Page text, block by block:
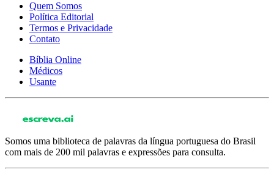
Quem Somos
Política Editorial
Termos e Privacidade
Contato
Bíblia Online
Médicos
Usante
Somos uma biblioteca de palavras da língua portuguesa do Brasil
com mais de 200 mil palavras e expressões para consulta.